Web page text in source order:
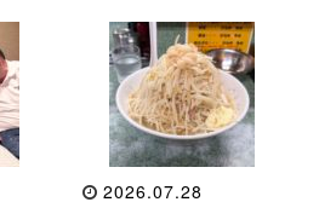
2026.07.28